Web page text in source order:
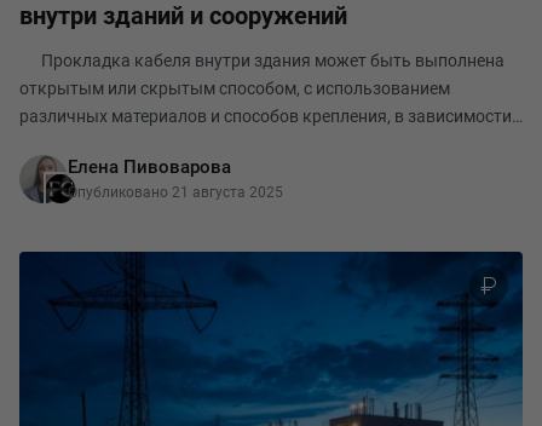
внутри зданий и сооружений
Прокладка кабеля внутри здания может быть выполнена
открытым или скрытым способом, с использованием
различных материалов и способов крепления, в зависимости
безопасности. Открытая прокладка: Кабели прокл
Елена Пивоварова
Опубликовано 21 августа 2025